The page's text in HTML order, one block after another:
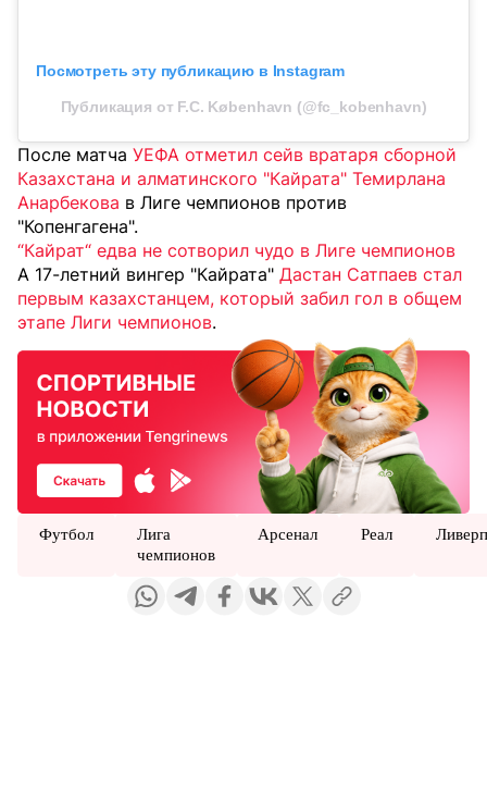
Посмотреть эту публикацию в Instagram
Публикация от F.C. København (@fc_kobenhavn)
После матча УЕФА отметил сейв вратаря сборной
Казахстана и алматинского "Кайрата" Темирлана
Анарбекова в Лиге чемпионов против
"Копенгагена".
“Кайрат“ едва не сотворил чудо в Лиге чемпионов
А 17-летний вингер "Кайрата" Дастан Сатпаев стал
первым казахстанцем, который забил гол в общем
этапе Лиги чемпионов.
Футбол
Лига
чемпионов
Арсенал Реал